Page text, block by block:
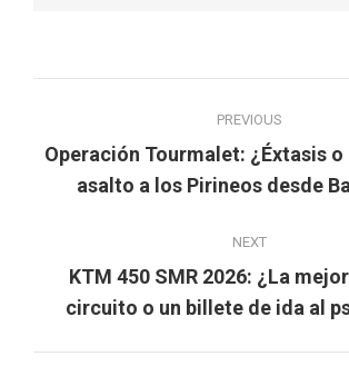
navigation
PREVIOUS
Previous
post:
Operación Tourmalet: ¿Éxtasis o
asalto a los Pirineos desde
NEXT
Next
post:
KTM 450 SMR 2026: ¿La
circuito o un billete de ida al